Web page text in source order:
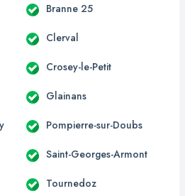
Branne 25
Clerval
Crosey-le-Petit
Glainans
Pompierre-sur-Doubs
Saint-Georges-Armont
Tournedoz